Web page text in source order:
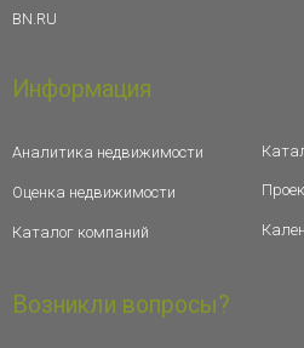
BN.RU
Информация
Аналитика недвижимости
Оценка недвижимости
Каталог компаний
Возникли вопросы?